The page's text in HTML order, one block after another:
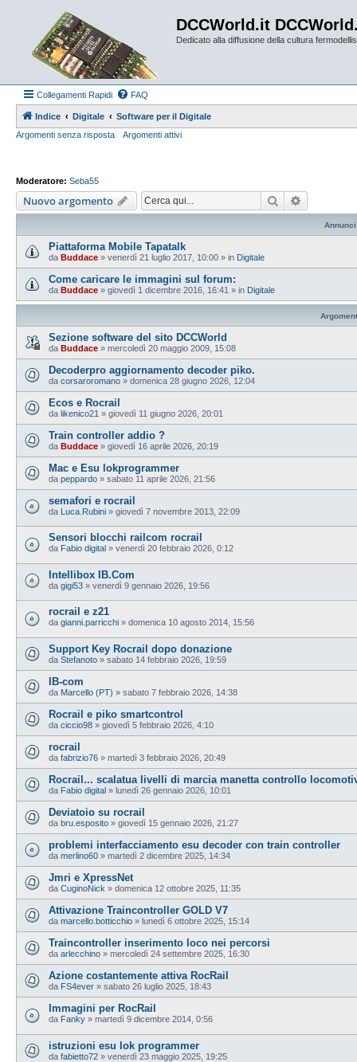
DCCWorld.it
Dedicato alla diffusione della cultura
Collegamenti Rapidi FAQ
Indice Digitale
Software per il Digitale
Argomenti senza risposta
Argomenti attivi
Moderatore: Seba55
Nuovo argomento Cerca
Annunci
Piattaforma Mobile Tapatalk
da Buddace » venerdì 21 luglio 2017, 10:00 » in Digitale
Come caricare le immagini sul forum:
da Buddace » giovedì 1 dicembre 2016, 16:41 » in Digitale
Sezione software del sito DCCWorld
da Buddace » mercoledì 20 maggio 2009, 15:08
Decoderpro aggiornamento decoder piko.
da corsaroromano » domenica 28 giugno 2026, 12:04
Ecos e Rocrail
da likenico21 » giovedì 11 giugno 2026, 20:01
Train controller addio ?
da Buddace » giovedì 16 aprile 2026, 20:19
Mac e Esu lokprogrammer
da peppardo » sabato 11 aprile 2026, 21:56
semafori e rocrail
da Luca.Rubini » giovedì 7 novembre 2013, 22:09
Sensori blocchi railcom rocrail
da Fabio digital » venerdì 20 febbraio 2026, 0:12
Intellibox IB.Com
da gigi53 » venerdì 9 gennaio 2026, 19:56
rocrail e z21
da gianni.parricchi » domenica 10 agosto 2014, 15:56
Support Key Rocrail dopo donazione
da Stefanoto » sabato 14 febbraio 2026, 19:59
IB-com
da Marcello (PT) » sabato 7 febbraio 2026, 14:38
Rocrail e piko smartcontrol
da ciccio98 » giovedì 5 febbraio 2026, 4:10
rocrail
da fabrizio76 » martedì 3 febbraio 2026, 20:49
Rocrail... scalatua livelli di marcia manetta controllo
da Fabio digital » lunedì 26 gennaio 2026, 10:01
Deviatoio su rocrail
da bru.esposito » giovedì 15 gennaio 2026, 21:27
problemi interfacciamento esu decoder con train controller
da merlino60 » martedì 2 dicembre 2025, 14:34
Jmri e XpressNet
da CuginoNick » domenica 12 ottobre 2025, 11:35
Attivazione Traincontroller GOLD V7
da marcello.botticchio » lunedì 6 ottobre 2025, 15:14
Traincontroller inserimento loco nei percorsi
da arlecchino » mercoledì 24 settembre 2025, 16:30
Azione costantemente attiva RocRail
da FS4ever » sabato 26 luglio 2025, 18:43
Immagini per RocRail
da Fanky » martedì 9 dicembre 2014, 0:56
istruzioni esu lok programmer
da fabietto72 » venerdì 23 maggio 2025, 19:25